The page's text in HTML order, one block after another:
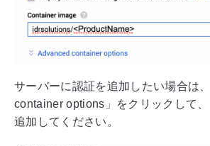
サーバーに認証を追加したい場合は
container options」をクリックして
追加してください。